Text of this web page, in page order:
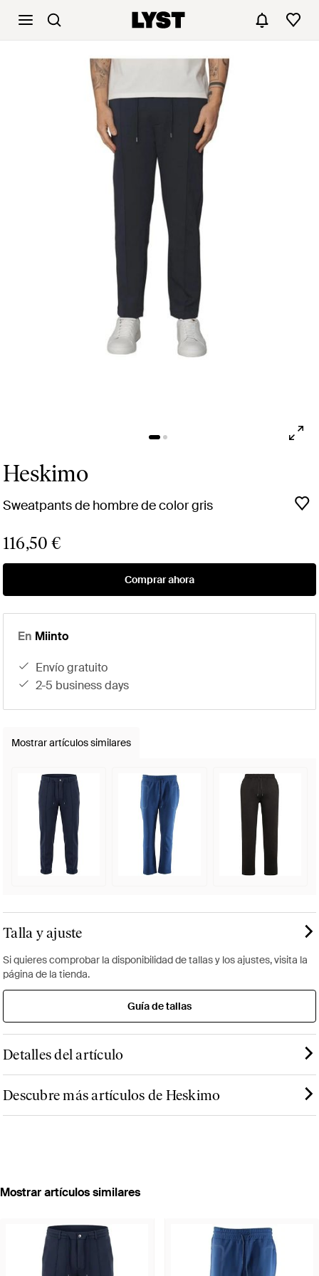
Heskimo
Sweatpants de hombre de color gris
116,50 €
Comprar ahora
En Miinto
envío gratuito
2-5 business days
Mostrar artículos similares
Talla y ajuste
Si quieres comprobar la disponibilidad de tallas y los ajustes, visita la
página de la tienda.
Guía de tallas
Detalles del artículo
Descubre más artículos de Heskimo
Mostrar artículos similares